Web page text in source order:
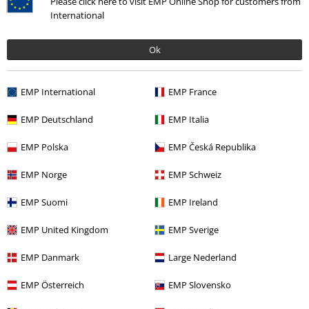
International
Ok
EMP International EMP France
EMP Deutschland EMP Italia
EMP Polska EMP Česká Republika
EMP Norge EMP Schweiz
EMP Suomi EMP Ireland
EMP United Kingdom EMP Sverige
EMP Danmark Large Nederland
EMP Österreich EMP Slovensko
od
Więcej kategorii. Więcej możliwości.
Odzież & akcesoria Spódnice i Kilty
Motywy Czarna odzież Czarne spódnice